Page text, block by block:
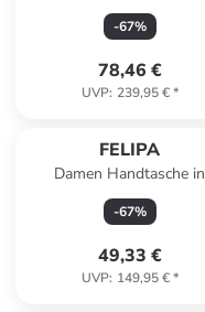
-67%
78,46 €
UVP: 239,95 €*
FELIPA
Damen Handtasche in
Wollweiss
-67%
49,33 €
UVP: 149,95 €*